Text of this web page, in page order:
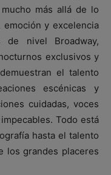
más allá de lo
emoción y excelencia
de nivel Broadway,
exclusivos y
el talento
escénicas y
cuidadas, voces
Todo está
hasta el talento
los grandes placeres